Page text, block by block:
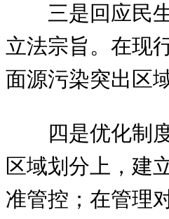
三是回应民
立法宗旨。在现
面源污染突出区
四是优化制
区域划分上，建
准管控；在管理